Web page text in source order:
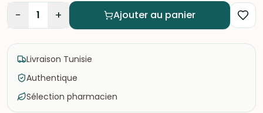
− 1 + Ajouter au panier
Livraison Tunisie
Authentique
Sélection pharmacien